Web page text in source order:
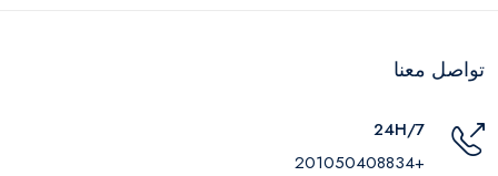
تواصل معنا
24H/7
+201050408834